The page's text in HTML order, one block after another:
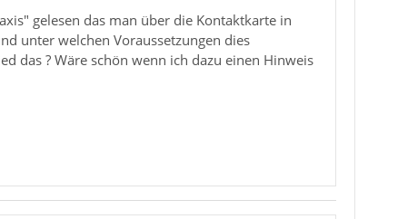
gelesen das man über die Kontaktkarte in
unter welchen Voraussetzungen dies
das ? Wäre schön wenn ich dazu einen Hinweis